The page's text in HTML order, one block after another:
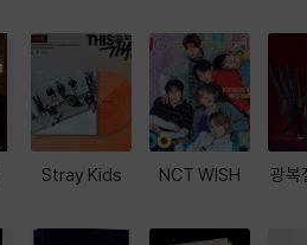
Stray Kids NCT WISH 광복